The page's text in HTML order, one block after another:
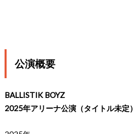
公演概要
BALLISTIK BOYZ
2025年アリーナ公演（タイトル未定）